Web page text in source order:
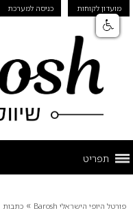
מועדון לקוחות כניסה למערכת
תפריט
פורטל היופי הישראלי Barosh » כתבות